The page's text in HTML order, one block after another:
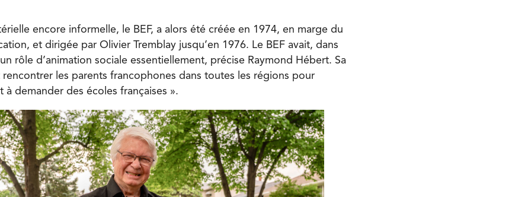
encore informelle, le BEF, a alors été créée en 1974, en marge du
et dirigée par Olivier Tremblay jusqu’en 1976. Le BEF avait, dans
rôle d’animation sociale essentiellement, précise Raymond Hébert. Sa
les parents francophones dans toutes les régions pour
à demander des écoles françaises ».